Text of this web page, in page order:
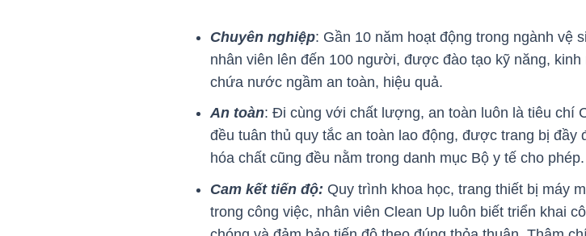
Chuyên nghiệp: Gần 10 năm hoạt động trong ngành vệ
nhân viên lên đến 100 người, được đào tạo kỹ năng,
chứa nước ngầm an toàn, hiệu quả.
An toàn: Đi cùng với chất lượng, an toàn luôn là tiêu chí
đều tuân thủ quy tắc an toàn lao động, được trang bị
hóa chất cũng đều nằm trong danh mục Bộ y tế cho phép.
Cam kết tiến độ: Quy trình khoa học, trang thiết bị máy
trong công việc, nhân viên Clean Up luôn biết triển khai